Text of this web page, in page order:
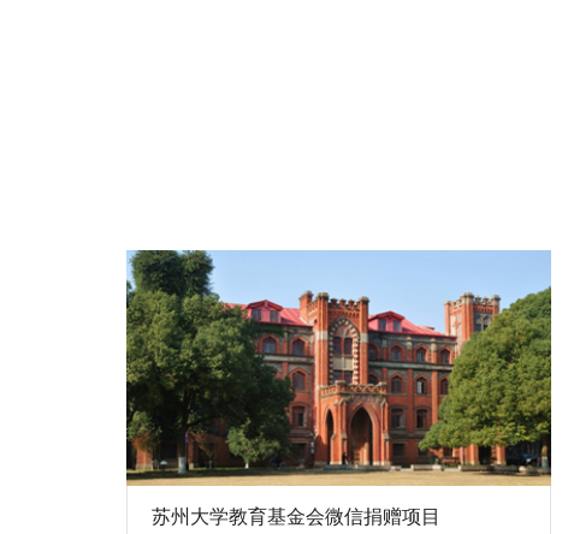
苏州大学教育基金会微信捐赠项目